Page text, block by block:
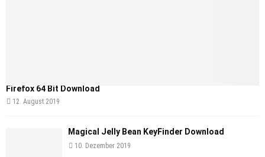
Firefox 64 Bit Download
12. August 2019
Magical Jelly Bean KeyFinder Download
10. Dezember 2019